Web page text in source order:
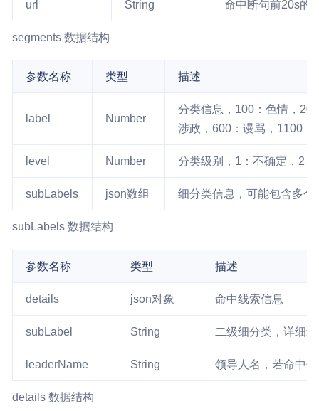
url String 命中断句前20s的
segments 数据结构
参数名称 类型 描述
label Number
分类信息，100：色情，
涉政，600：谩骂，1100：
level Number 分类级别，1：不确定，2：
subLabels json数组 细分类信息，可能包含多个
subLabels 数据结构
参数名称 类型 描述
details json对象 命中线索信息
subLabel String 二级细分类，详细
leaderName String 领导人名，若命中
details 数据结构